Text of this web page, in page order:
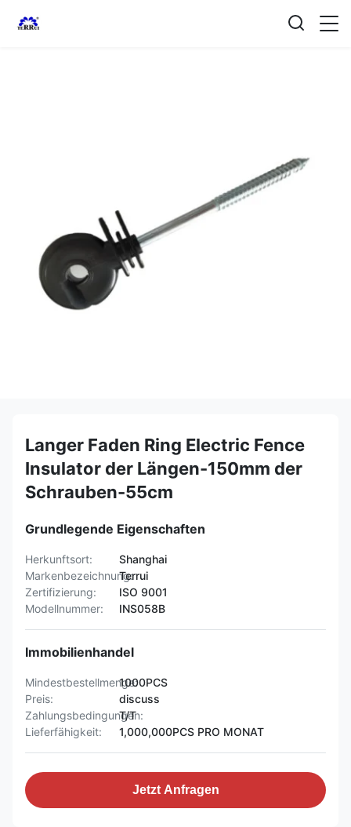
Langer Faden Ring Electric Fence
Insulator der Längen-150mm der
Schrauben-55cm
Grundlegende Eigenschaften
Herkunftsort:
Shanghai
Markenbezeichnung:Terrui
Zertifizierung:
ISO 9001
Modellnummer:
INS058B
Immobilienhandel
Mindestbestellmenge:1000PCS
Preis:
discuss
Zahlungsbedingungen:
T/T
Lieferfähigkeit:
1,000,000PCS PRO MONAT
Jetzt Anfragen